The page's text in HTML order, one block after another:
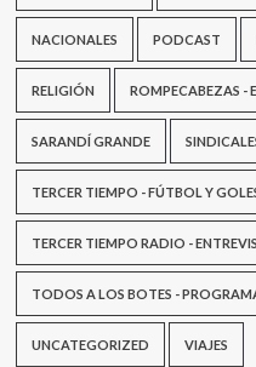
NACIONALES PODCAST
RELIGIÓN ROMPECABEZAS -
SARANDÍ GRANDE
TERCER TIEMPO - FÚTBOL Y
TERCER TIEMPO RADIO -
TODOS A LOS BOTES -
UNCATEGORIZED VIAJES